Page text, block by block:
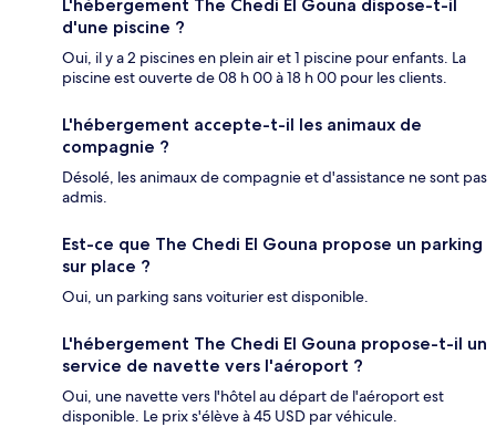
L'hébergement The Chedi El Gouna dispose-t-il
d'une piscine ?
Oui, il y a 2 piscines en plein air et 1 piscine pour enfants. La
piscine est ouverte de 08 h 00 à 18 h 00 pour les clients.
L'hébergement accepte-t-il les animaux de
compagnie ?
Désolé, les animaux de compagnie et d'assistance ne sont pas
admis.
Est-ce que The Chedi El Gouna propose un parking
sur place ?
Oui, un parking sans voiturier est disponible.
L'hébergement The Chedi El Gouna propose-t-il un
service de navette vers l'aéroport ?
Oui, une navette vers l'hôtel au départ de l'aéroport est
disponible. Le prix s'élève à 45 USD par véhicule.